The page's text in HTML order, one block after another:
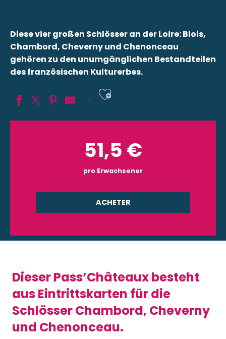
Diese vier großen Schlösser an der Loire: Blois,
Chambord, Cheverny und Chenonceau
gehören zu den unumgänglichen Bestandteilen
des französischen Kulturerbes.
Ajouter aux
51,5 €
pro Erwachsener
ACHETER
Dieser Pass’Châteaux besteht
aus Eintrittskarten für die
Schlösser Chambord, Cheverny
und Chenonceau.